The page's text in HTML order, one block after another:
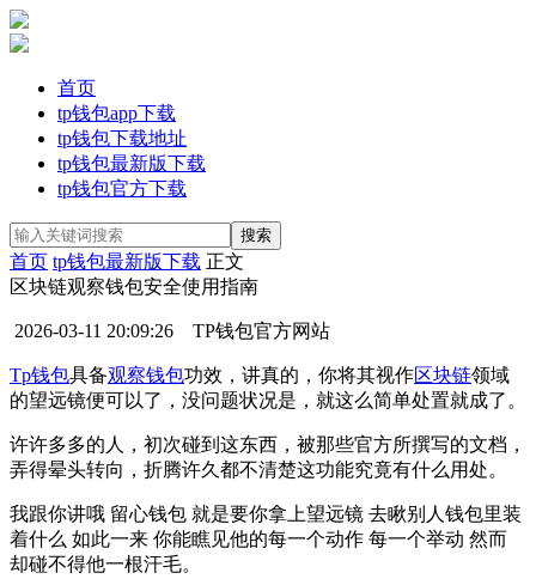
首页
tp钱包app下载
tp钱包下载地址
tp钱包最新版下载
tp钱包官方下载
首页 tp钱包最新版下载 正文
区块链观察钱包安全使用指南
2026-03-11 20:09:26 TP钱包官方网站
Tp钱包具备观察钱包功效，讲真的，你将其视作区块链领域
的望远镜便可以了，没问题状况是，就这么简单处置就成了。
许许多多的人，初次碰到这东西，被那些官方所撰写的文档，
弄得晕头转向，折腾许久都不清楚这功能究竟有什么用处。
我跟你讲哦 留心钱包 就是要你拿上望远镜 去瞅别人钱包里装
着什么 如此一来 你能瞧见他的每一个动作 每一个举动 然而
却碰不得他一根汗毛。